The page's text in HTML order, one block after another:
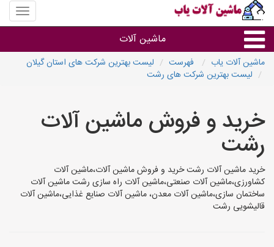
منوی
سایت
آلات
ماشین آلات
ماشین آلات
سایر گروه ها
ماشین آلات یاب فهرست
لیست بهترین شرکت های استان گیلان
لیست بهترین شرکت های رشت
خرید و فروش ماشین آلات
رشت
خرید ماشین آلات رشت خرید و فروش ماشین آلات،ماشین آلات
کشاورزی،ماشین آلات صنعتی،ماشین آلات راه سازی رشت ماشین آلات
ساختمان سازی،ماشین آلات معدن، ماشین آلات صنایع غذایی،ماشین آلات
قالیشویی رشت